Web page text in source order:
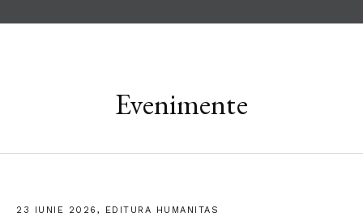
Evenimente
23 IUNIE 2026, EDITURA HUMANITAS